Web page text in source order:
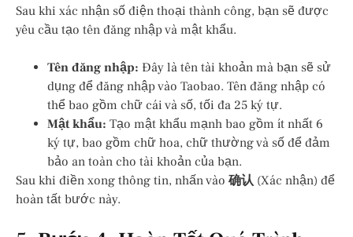
Sau khi xác nhận số điện thoại thành công, bạn sẽ được
yêu cầu tạo tên đăng nhập và mật khẩu.
Tên đăng nhập: Đây là tên tài khoản mà bạn sẽ sử
dụng để đăng nhập vào Taobao. Tên đăng nhập có
thể bao gồm chữ cái và số, tối đa 25 ký tự.
Mật khẩu: Tạo mật khẩu mạnh bao gồm ít nhất 6
ký tự, bao gồm chữ hoa, chữ thường và số để đảm
bảo an toàn cho tài khoản của bạn.
Sau khi điền xong thông tin, nhấn vào 确认 (Xác nhận) để
hoàn tất bước này.